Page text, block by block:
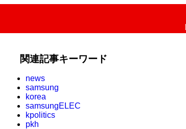
関連記事キーワード
news
samsung
korea
samsungELEC
kpolitics
pkh